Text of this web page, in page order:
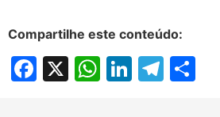
Compartilhe este conteúdo:
Facebook
X WhatsApp
LinkedIn